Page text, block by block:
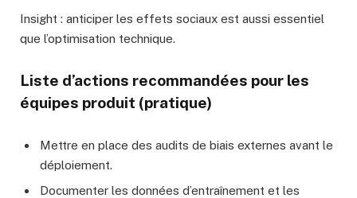
Insight : anticiper les effets sociaux est aussi essentiel
que l’optimisation technique.
Liste d’actions recommandées pour les
équipes produit (pratique)
Mettre en place des audits de biais externes avant le
déploiement.
Documenter les données d’entraînement et les